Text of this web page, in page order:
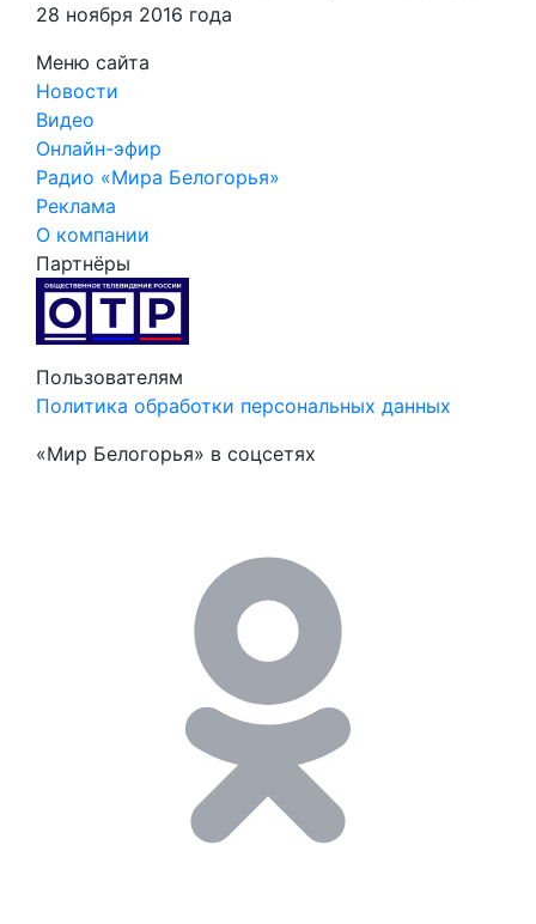
28 ноября 2016 года
Меню сайта
Новости
Видео
Онлайн-эфир
Радио «Мира Белогорья»
Реклама
О компании
Партнёры
Пользователям
Политика обработки персональных данных
«Мир Белогорья» в соцсетях